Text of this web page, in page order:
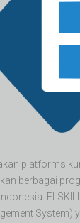
platforms
berbagai
System)